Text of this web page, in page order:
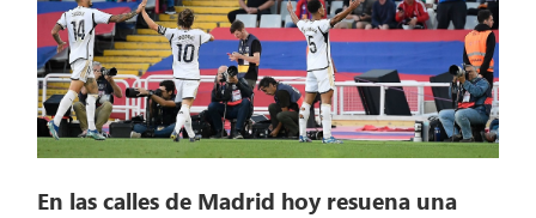
En las calles de Madrid hoy resuena una